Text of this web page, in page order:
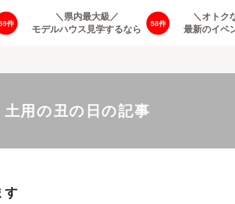
58
＼県内最大級／
モデルハウス見学するなら
＼オトク
最新のイベ
土用の丑の日の記事
す